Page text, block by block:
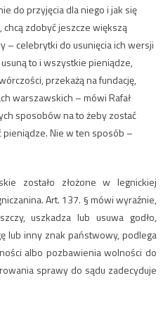
do przyjęcia dla niego i jak się
zdobyć jeszcze większą
– celebrytki do usunięcia ich wersji
to i wszystkie pieniądze,
przekażą na fundację,
warszawskich – mówi Rafał
sposobów na to żeby zostać
pieniądze. Nie w ten sposób –
zostało złożone w legnickiej
Art. 137. § mówi wyraźnie,
uszkadza lub usuwa godło,
lub inny znak państwowy, podlega
albo pozbawienia wolności do
sprawy do sądu zadecyduje